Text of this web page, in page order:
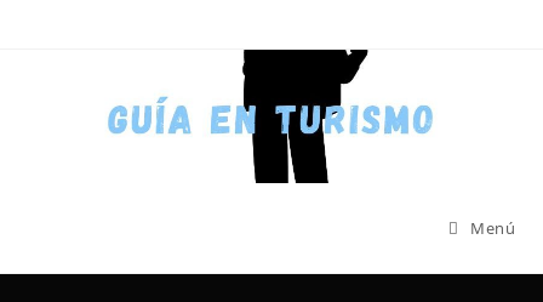
Menú